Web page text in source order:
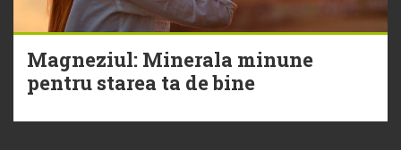
Magneziul: Minerala minune
pentru starea ta de bine